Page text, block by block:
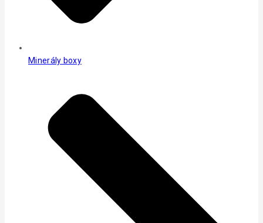
Minerály boxy